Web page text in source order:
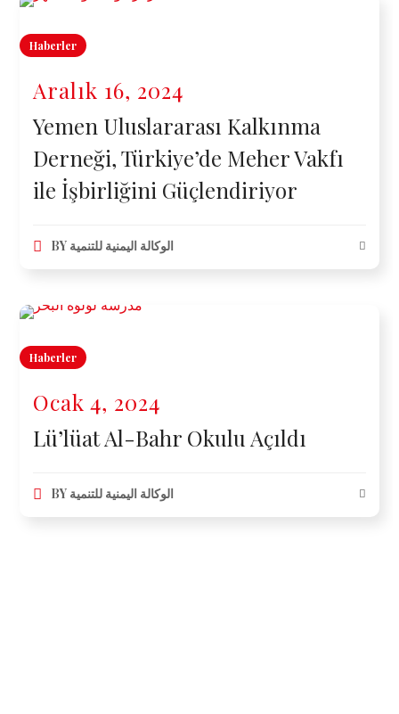
Haberler
Aralık 16, 2024
Yemen Uluslararası Kalkınma
Derneği, Türkiye’de Meher Vakfı
ile İşbirliğini Güçlendiriyor
BY الوكالة اليمنية للتنمية
Haberler
Ocak 4, 2024
Lü’lüat Al-Bahr Okulu Açıldı
BY الوكالة اليمنية للتنمية